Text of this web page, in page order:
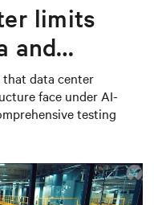
limits
and
workloads
power
data center
face under AI-
testing